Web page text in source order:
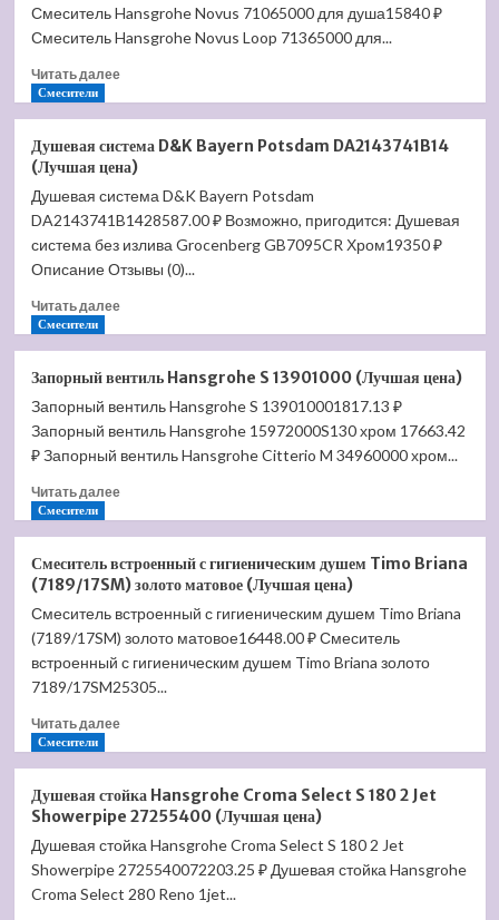
Talis
S
(Лучшая
Смеситель Hansgrohe Novus 71065000 для душа15840 ₽
Смеситель Hansgrohe Novus Loop 71365000 для...
Читать далееПрочитать
для
душа
Hansgrohe
Novus
71068000
(Лучшая
Смесители
Душевая система D&K Bayern Potsdam DA2143741B14
(Лучшая цена)
Душевая система D&K Bayern Potsdam
DA2143741B1428587.00 ₽ Возможно, пригодится: Душевая
система без излива Grocenberg GB7095CR Хром19350 ₽
Описание Отзывы (0)...
Читать далееПрочитать
система
D&K
Bayern
Potsdam
(Лучшая
Смесители
Запорный вентиль Hansgrohe S 13901000 (Лучшая цена)
Запорный вентиль Hansgrohe S 139010001817.13 ₽
Запорный вентиль Hansgrohe 15972000S130 хром 17663.42
₽ Запорный вентиль Hansgrohe Citterio M 34960000 хром...
Читать далееПрочитать
вентиль
Hansgrohe
S
13901000
(Лучшая
цена)
Смесители
Смеситель встроенный с гигиеническим душем Timo Briana
(7189/17SM) золото матовое (Лучшая цена)
Смеситель встроенный с гигиеническим душем Timo Briana
(7189/17SM) золото матовое16448.00 ₽ Смеситель
встроенный с гигиеническим душем Timo Briana золото
7189/17SM25305...
Читать далееПрочитать
встроенный
с
гигиеническим
душем
Timo
Смесители
Душевая стойка Hansgrohe Croma Select S 180 2 Jet
Showerpipe 27255400 (Лучшая цена)
Душевая стойка Hansgrohe Croma Select S 180 2 Jet
Showerpipe 2725540072203.25 ₽ Душевая стойка Hansgrohe
Croma Select 280 Reno 1jet...